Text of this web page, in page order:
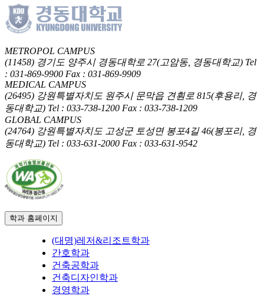
METROPOL CAMPUS
(11458) 경기도 양주시 경동대학로 27(고암동, 경동대학교) Tel
: 031-869-9900 Fax : 031-869-9909
MEDICAL CAMPUS
(26495) 강원특별자치도 원주시 문막읍 견훤로 815(후용리, 경
동대학교) Tel : 033-738-1200 Fax : 033-738-1209
GLOBAL CAMPUS
(24764) 강원특별자치도 고성군 토성면 봉포4길 46(봉포리, 경
동대학교) Tel : 033-631-2000 Fax : 033-631-9542
학과 홈페이지
(대명)레저&리조트학과
간호학과
건축공학과
건축디자인학과
경영학과